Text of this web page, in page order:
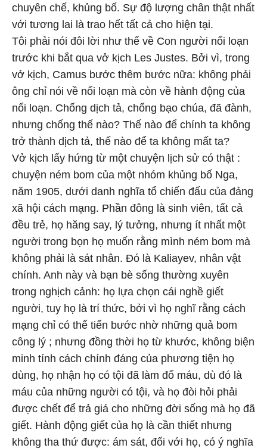
chuyên chế, khủng bố. Sự độ lượng chân thật nhất
với tương lai là trao hết tất cả cho hiện tại.
Tôi phải nói đôi lời như thế về Con người nổi loạn
trước khi bắt qua vở kịch Les Justes. Bởi vì, trong
vở kịch, Camus bước thêm bước nữa: không phải
ông chỉ nói về nổi loạn mà còn về hành động của
nổi loạn. Chống dịch tả, chống bạo chúa, đã đành,
nhưng chống thế nào? Thế nào để chính ta không
trở thành dịch tả, thế nào để ta không mất ta?
Vở kịch lấy hứng từ một chuyện lịch sử có thật :
chuyện ném bom của một nhóm khủng bố Nga,
năm 1905, dưới danh nghĩa tổ chiến đấu của đảng
xã hội cách mạng. Phần đông là sinh viên, tất cả
đều trẻ, họ hăng say, lý tưởng, nhưng ít nhất một
người trong bọn họ muốn rằng mình ném bom mà
không phải là sát nhân. Đó là Kaliayev, nhân vật
chính. Anh này và bạn bè sống thường xuyên
trong nghịch cảnh: họ lựa chọn cái nghề giết
người, tuy họ là trí thức, bởi vì họ nghĩ rằng cách
mạng chỉ có thể tiến bước nhờ những quả bom
công lý ; nhưng đồng thời họ từ khước, không biện
minh tính cách chính đáng của phương tiện họ
dùng, họ nhận họ có tội đã làm đổ máu, dù đó là
máu của những người có tội, và họ đòi hỏi phải
được chết để trả giá cho những đời sống mà họ đã
giết. Hành động giết của họ là cần thiết nhưng
không tha thứ được: ám sát, đối với họ, có ý nghĩa